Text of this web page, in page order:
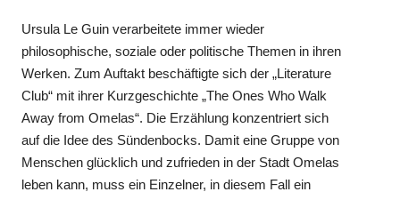
Ursula Le Guin verarbeitete immer wieder
philosophische, soziale oder politische Themen in ihren
Werken. Zum Auftakt beschäftigte sich der „Literature
Club“ mit ihrer Kurzgeschichte „The Ones Who Walk
Away from Omelas“. Die Erzählung konzentriert sich
auf die Idee des Sündenbocks. Damit eine Gruppe von
Menschen glücklich und zufrieden in der Stadt Omelas
leben kann, muss ein Einzelner, in diesem Fall ein